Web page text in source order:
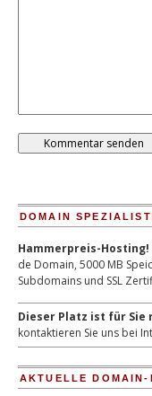
DOMAIN
Hammerpreis-Hosting!
de Domain, 5000 MB
Subdomains und SSL
Dieser Platz ist für Sie
kontaktieren Sie uns bei
AKTUELLE DOMAIN-